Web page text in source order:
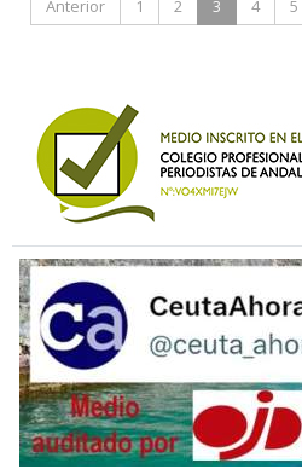
Anterior 1 2 3 4 5